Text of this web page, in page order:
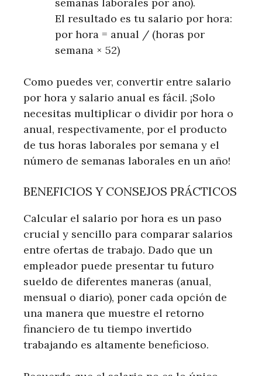
El resultado es tu salario por hora:
por hora = anual / (horas por
semana × 52)
Como puedes ver, convertir entre salario
por hora y salario anual es fácil. ¡Solo
necesitas multiplicar o dividir por hora o
anual, respectivamente, por el producto
de tus horas laborales por semana y el
número de semanas laborales en un año!
BENEFICIOS Y CONSEJOS PRÁCTICOS
Calcular el salario por hora es un paso
crucial y sencillo para comparar salarios
entre ofertas de trabajo. Dado que un
empleador puede presentar tu futuro
sueldo de diferentes maneras (anual,
mensual o diario), poner cada opción de
una manera que muestre el retorno
financiero de tu tiempo invertido
trabajando es altamente beneficioso.